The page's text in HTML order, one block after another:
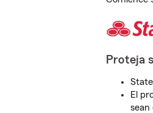
Proteja
El
sean